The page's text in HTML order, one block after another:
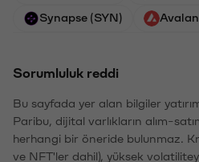
Synapse (SYN)
Sorumluluk reddi
Bu sayfada yer alan bilgiler
Paribu, dijital varlıkların alım-
herhangi bir öneride bulunmaz.
ve NFT'ler dahil), yüksek